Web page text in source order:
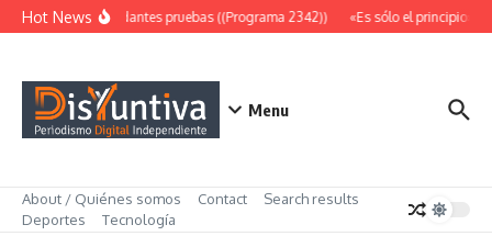
Saltar al contenido
Hot NewsAbundantes pruebas ((Programa 2342)) «Es sólo el principio»
Menu
About / Quiénes somos Contact
Search results
Deportes
Tecnología